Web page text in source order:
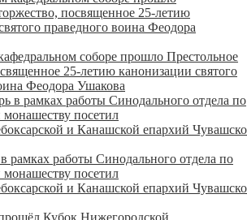
соборе прошло Престольное
25-летию канонизации святого
Феодора Ушакова
рамках работы Синодального отдела по
посетил
и Канашской епархий